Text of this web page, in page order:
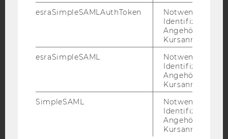
Bluesky
BARRIEREFREIHEITSERKLÄRUNG WEBSEITE
DATENSCHUTZERKLÄRUNG
DATENSCHUTZERKLÄRUNG SOCIAL MEDIA
esraSimpleSAMLAuthToken
Notwendig zur
Identifizierung
Angehörige/r für
Kursanmeldung.
esraSimpleSAML
Notwendig zur
Identifizierung
Angehörige/r für
Kursanmeldung.
SimpleSAML
Notwendig zur
Identifizierung
Angehörige/r für
Kursanmeldung.